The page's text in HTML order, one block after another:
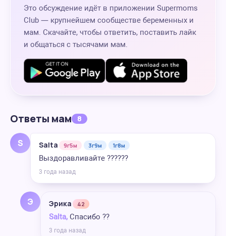
Это обсуждение идёт в приложении Supermoms
Club — крупнейшем сообществе беременных и
мам. Скачайте, чтобы ответить, поставить лайк
и общаться с тысячами мам.
Ответы мам 8
S Salta 9г5м 3г9м 1г8м
Выздоравливайте ??????
3 года назад
Э Эрика 42
Salta, Спасибо ??
3 года назад